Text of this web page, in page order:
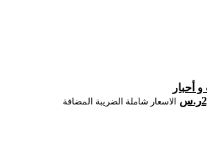
أحبار
ر.س الاسعار شاملة الضريبة المضافة